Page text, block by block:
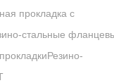
прокладка с
стальные
Резино-